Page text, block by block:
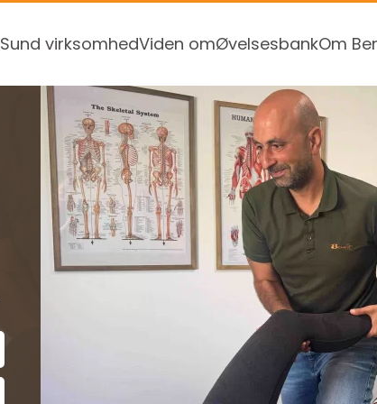
Sund virksomhedViden omØvelsesbankOm